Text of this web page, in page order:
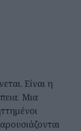
Είναι η
Μια